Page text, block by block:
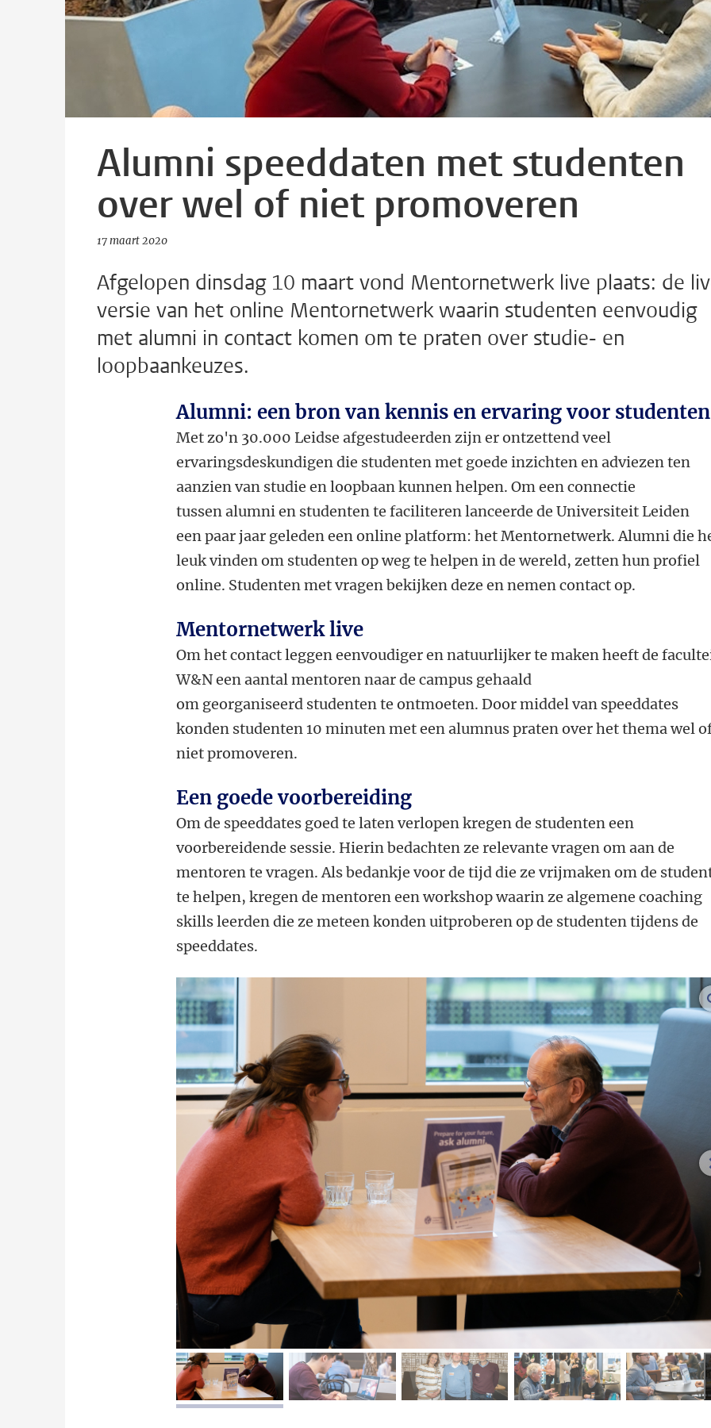
Alumni speeddaten met studenten
over wel of niet promoveren
17 maart 2020
Afgelopen dinsdag 10 maart vond Mentornetwerk live plaats: de
versie van het online Mentornetwerk waarin studenten eenvoudig
met alumni in contact komen om te praten over studie- en
loopbaankeuzes.
Alumni: een bron van kennis en ervaring voor studenten
Met zo'n 30.000 Leidse afgestudeerden zijn er ontzettend veel
ervaringsdeskundigen die studenten met goede inzichten en adviezen ten
aanzien van studie en loopbaan kunnen helpen. Om een connectie
tussen alumni en studenten te faciliteren lanceerde de Universiteit Leiden
een paar jaar geleden een online platform: het Mentornetwerk. Alumni die
leuk vinden om studenten op weg te helpen in de wereld, zetten hun profiel
online. Studenten met vragen bekijken deze en nemen contact op.
Mentornetwerk live
Om het contact leggen eenvoudiger en natuurlijker te maken heeft de
W&N een aantal mentoren naar de campus gehaald
om georganiseerd studenten te ontmoeten. Door middel van speeddates
konden studenten 10 minuten met een alumnus praten over het thema wel
niet promoveren.
Een goede voorbereiding
Om de speeddates goed te laten verlopen kregen de studenten een
voorbereidende sessie. Hierin bedachten ze relevante vragen om aan de
mentoren te vragen. Als bedankje voor de tijd die ze vrijmaken om de
te helpen, kregen de mentoren een workshop waarin ze algemene coaching
skills leerden die ze meteen konden uitproberen op de studenten tijdens de
speeddates.
afbeelding 1 afbeelding 2 afbeelding 3 afbeelding 4